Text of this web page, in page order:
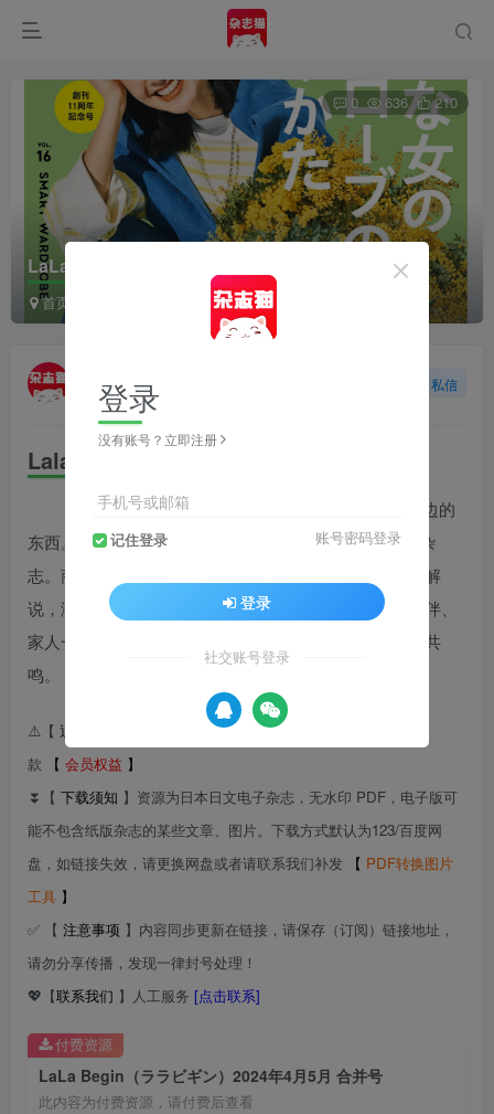
LaLa Begin（ララビギン）2024年4月5月 合并号
首页 LaLa Begin（ララビギン）
0 636 210
2年前更新
私信
Lala Begin 简介
《LaLa Begin》以时尚为首，希望能接受并选择身边的
东西。让那样的坚持派的女性的生活充实的东西&时尚杂
志。商品的魅力和流行趋势很容易理解，详细，快乐的解
说，满满地深入的信息。主要读者以女性为中心，与伙伴、
家人一起享受的年龄、性别、时间等主题引起了广泛的共
鸣。
⚠️【 退货退款
】虚拟产品具有可复制性，付款后不支持退货退
款
【 会员权益 】
⏬【 下载须知 】资源为日本日文电子杂志，无水印 PDF，电子版可
能不包含纸版杂志的某些文章、图片。下载方式默认为123/百度网
盘，如链接失效，请更换网盘或者请联系我们补发
【 PDF转换图片
工具 】
✅ 【 注意事项 】内容同步更新在链接，请保存（订阅）链接地址，
请勿分享传播，发现一律封号处理！
💖【联系我们 】人工服务 [点击联系]
LaLa Begin（ララビギン）2024年4月5月 合并号
此内容为付费资源，请付费后查看
付费资源
登录
没有账号？立即注册
手机号或邮箱
记住登录 账号密码登录
登录
社交账号登录